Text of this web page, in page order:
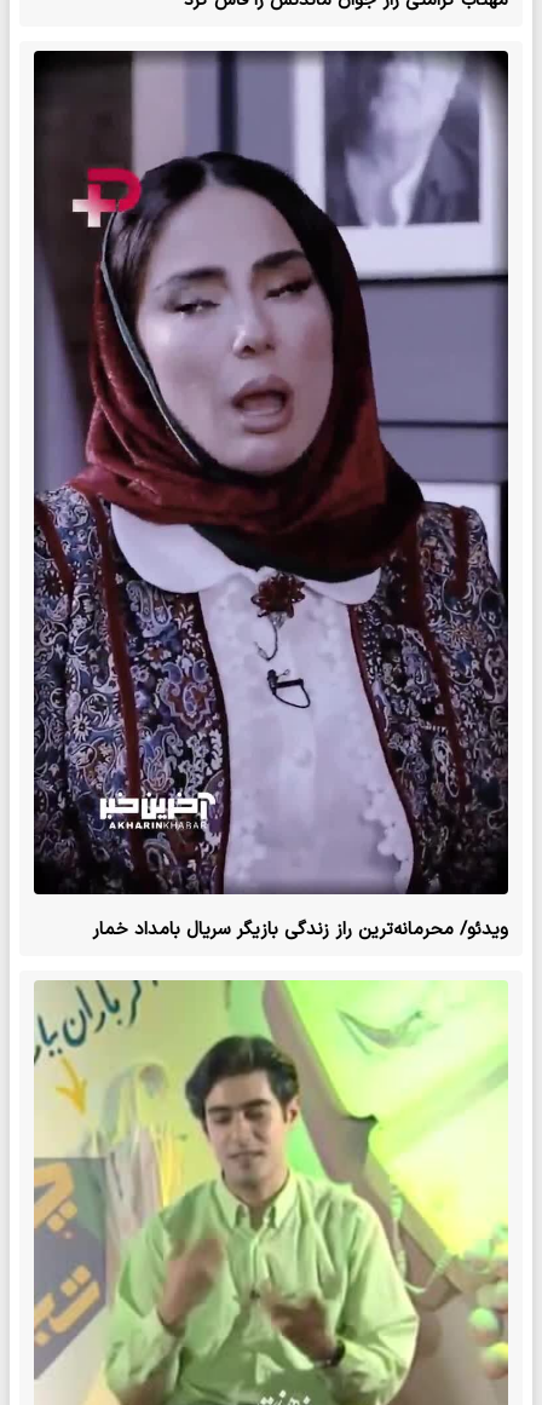
ویدئو/ محرمانه‌ترین راز زندگی بازیگر سریال بامداد خمار